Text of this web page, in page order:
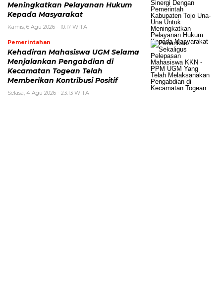
Meningkatkan Pelayanan Hukum
Kepada Masyarakat
Kamis, 6 Agu 2026 - 10:17 WITA
Pemerintahan
Kehadiran Mahasiswa UGM Selama
Menjalankan Pengabdian di
Kecamatan Togean Telah
Memberikan Kontribusi Positif
Selasa, 4 Agu 2026 - 23:13 WITA